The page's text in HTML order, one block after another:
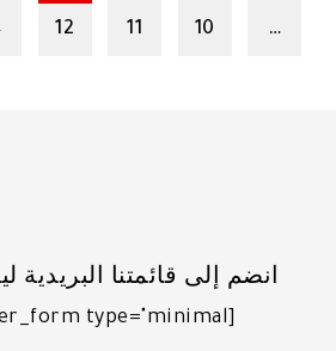
…
10
11
12
انضم إلى قائمتنا